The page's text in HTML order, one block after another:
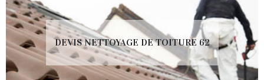
DEVIS NETTOYAGE DE TOITURE 62